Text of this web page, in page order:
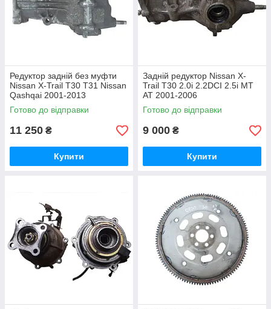
Редуктор задній без муфти
Nissan X-Trail T30 T31 Nissan
Qashqai 2001-2013
Готово до відправки
11 250 ₴
Купити
Задній редуктор Nissan X-
Trail T30 2.0i 2.2DCI 2.5i MT
AT 2001-2006
Готово до відправки
9 000 ₴
Купити